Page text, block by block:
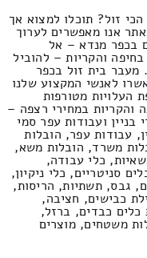
זול? תוכלו למצוא אך
אנו מאפשרים לערוך
בכפר מנדא – אל
והקריות – להוביל
מעבר בית זול בכפר
לאנשי המקצוע שלנו
העלויות מטורפות
והקריות במחירי רצפה –
ועבודות עפר סמי
עבודות עפר, הובלות
משרד, הובלות משא,
כלי עבודה,
סניטריים, כלי ניקיון,
גבס, תשתיות, הריסות,
כבישים, חציבה,
כבדים, ברזל,
משטחים, מוצרים